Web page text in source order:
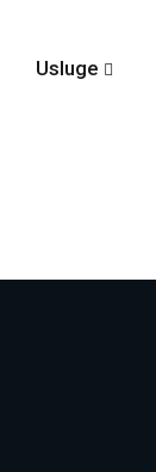
Usluge